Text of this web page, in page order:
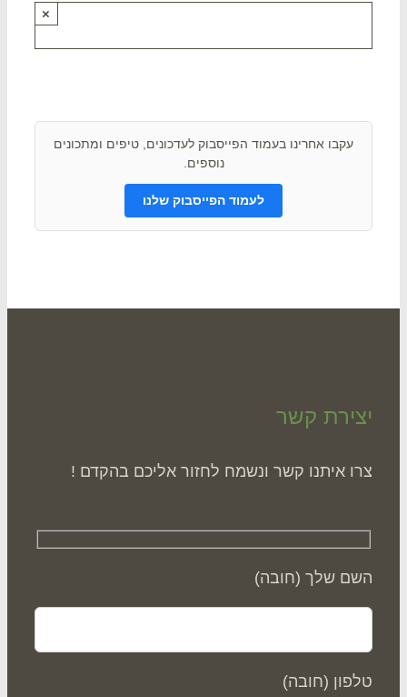
עקבו אחרינו בעמוד הפייסבוק לעדכונים, טיפים ומתכונים
לעמוד הפייסבוק שלנו
קשר
איתנו קשר ונשמח לחזור אליכם בהקדם !
שלך (חובה)
(חובה)